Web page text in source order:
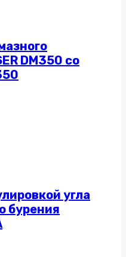
DM350 со
угла
бурения